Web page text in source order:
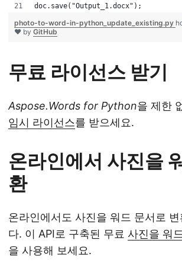
doc.save("Output_1.docx");
photo-to-word-in-python_update_existing.py
❤ by GitHub
무료 라이선스 받기
Aspose.Words for Python을 제한
임시 라이선스를 받으세요.
온라인에서 사진을
환
온라인에서도 사진을 워드 문서로
다. 이 API로 구축된 무료 사진을 워
을 사용해 보세요.